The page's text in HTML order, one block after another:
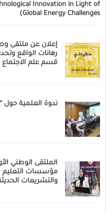
Innovation in Light of
Global Energy Challenges)
إعلان عن ملتقى
رهانات الواقع
قسم علم الاجتماع
ندوة العلمية حول
الملتقى الوطني
مؤسسات التعليم
والتشريعات